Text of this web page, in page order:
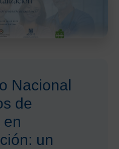
Nacional
de
en
un